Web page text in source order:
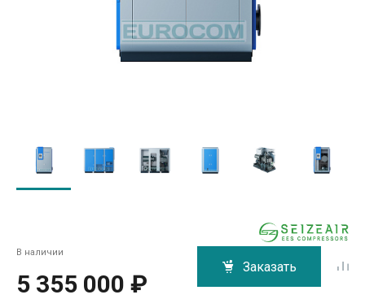
В наличии
5 355 000 ₽
Заказать